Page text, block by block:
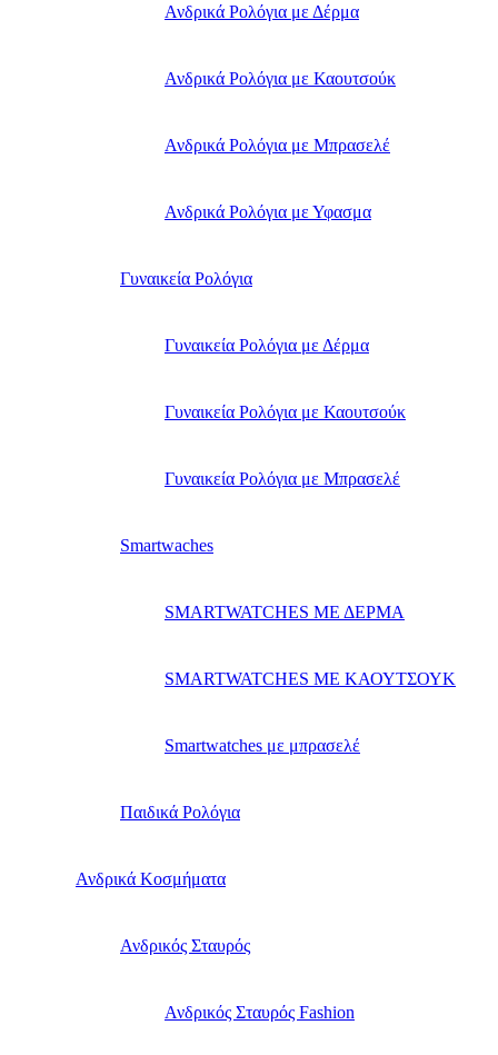
Ανδρικά Ρολόγια με Δέρμα
Ανδρικά Ρολόγια με Καουτσούκ
Ανδρικά Ρολόγια με Μπρασελέ
Ανδρικά Ρολόγια με Υφασμα
Γυναικεία Ρολόγια
Γυναικεία Ρολόγια με Δέρμα
Γυναικεία Ρολόγια με Καουτσούκ
Γυναικεία Ρολόγια με Μπρασελέ
Smartwaches
SMARTWATCHES ΜΕ ΔΕΡΜΑ
SMARTWATCHES ΜΕ ΚΑΟΥΤΣΟΥΚ
Smartwatches με μπρασελέ
Παιδικά Ρολόγια
Ανδρικά Κοσμήματα
Ανδρικός Σταυρός
Ανδρικός Σταυρός Fashion